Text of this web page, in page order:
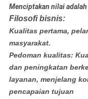
Menciptakan nilai
Filosofi bisnis:
Kualitas pertama,
masyarakat.
Pedoman kualitas:
dan peningkatan
layanan, menjelang
pencapaian tujuan